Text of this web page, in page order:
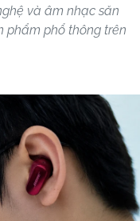
và âm nhạc săn
phẩm phổ thông trên